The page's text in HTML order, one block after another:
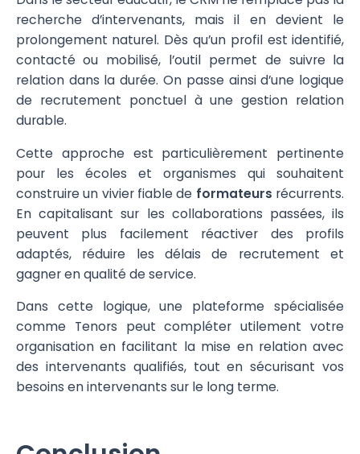
recherche d’intervenants, mais il en devient le
prolongement naturel. Dès qu’un profil est identifié,
contacté ou mobilisé, l’outil permet de suivre la
relation dans la durée. On passe ainsi d’une logique
de recrutement ponctuel à une gestion relation
durable.
Cette approche est particulièrement pertinente
pour les écoles et organismes qui souhaitent
construire un vivier fiable de formateurs récurrents.
En capitalisant sur les collaborations passées, ils
peuvent plus facilement réactiver des profils
adaptés, réduire les délais de recrutement et
gagner en qualité de service.
Dans cette logique, une plateforme spécialisée
comme Tenors peut compléter utilement votre
organisation en facilitant la mise en relation avec
des intervenants qualifiés, tout en sécurisant vos
besoins en intervenants sur le long terme.